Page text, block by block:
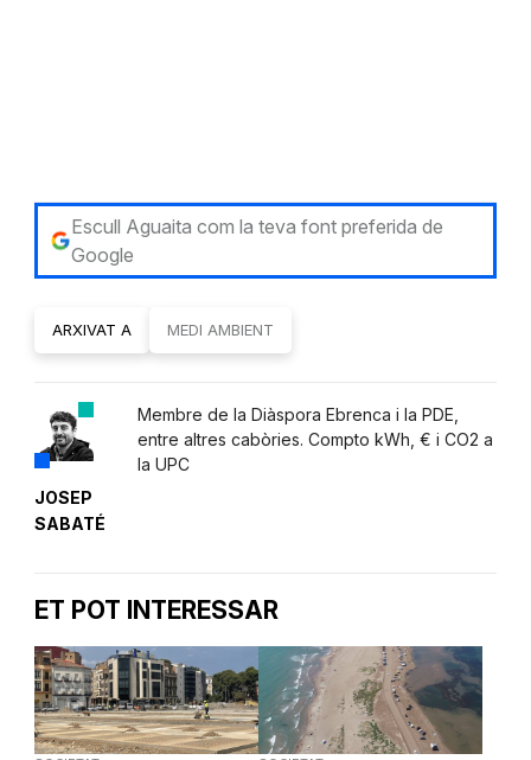
Escull Aguaita com la teva font preferida de
Google
ARXIVAT A MEDI AMBIENT
JOSEP
SABATÉ
Membre de la Diàspora Ebrenca i la PDE,
entre altres cabòries. Compto kWh, € i CO2 a
la UPC
ET POT INTERESSAR